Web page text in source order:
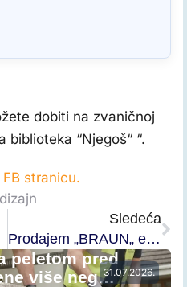
dobiti na zvaničnoj
biblioteka “Njegoš“ “.
stranicu.
Sledeća
Prodajem „BRAUN„ epilator- silk-epil EverSoft (u roze boji)
31.07.2026.
peletom pred
više neg…